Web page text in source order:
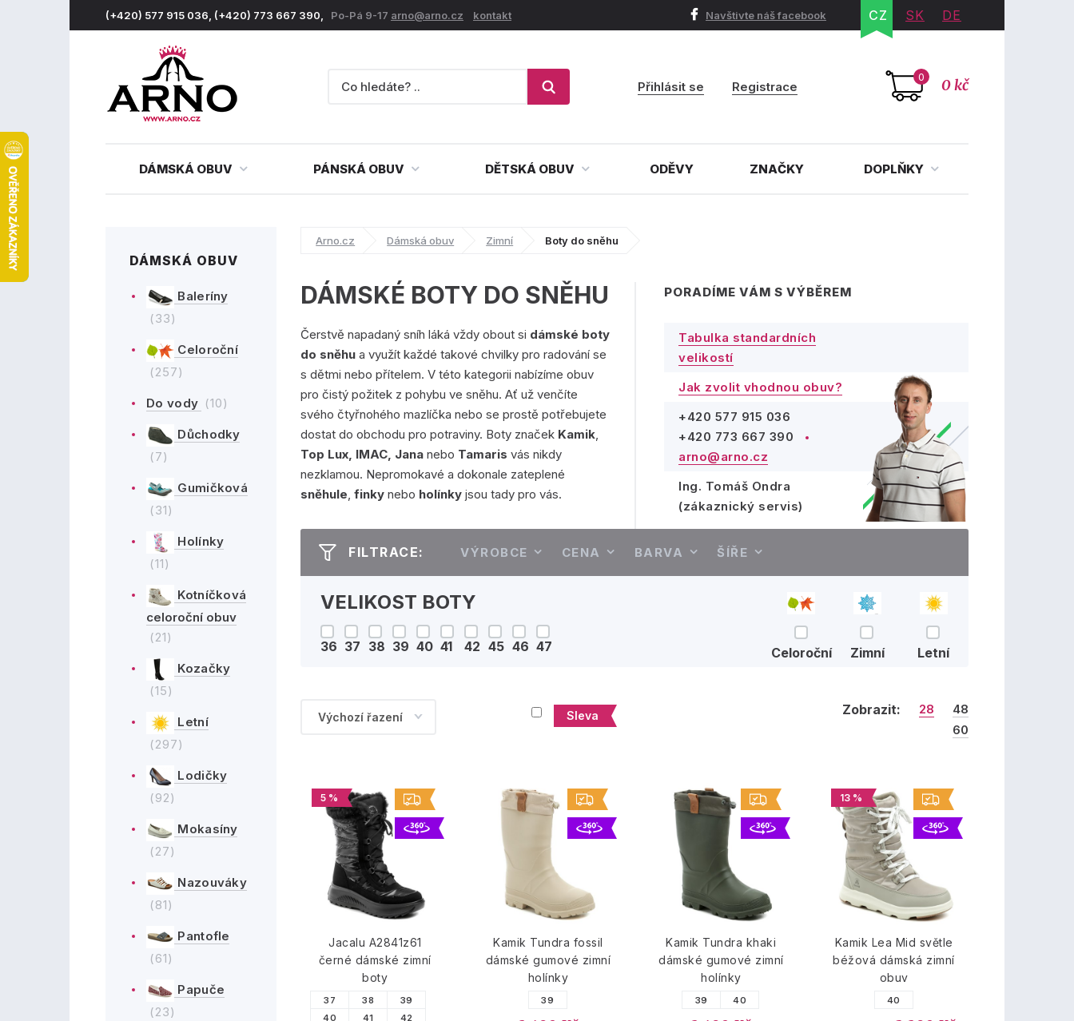
(+420) 577 915 036, (+420) 773 667 390, Po-Pá 9-17 arno@arno.cz kontakt Navštivte náš facebook CZ SK DE
0 0 kč
Přihlásit se Registrace
DÁMSKÁ OBUV PÁNSKÁ OBUV DĚTSKÁ OBUV ODĚVY ZNAČKY DOPLŇKY
DÁMSKÁ OBUV
Baleríny
(33)
Celoroční
(257)
Do vody (10)
Důchodky
(7)
Gumičková
(31)
Holínky
(11)
Kotníčková
celoroční obuv
(21)
Kozačky
(15)
Letní
(297)
Lodičky
(92)
Mokasíny
(27)
Nazouváky
(81)
Pantofle
(61)
Papuče
(23)
Arno.cz Dámská obuv Zimní Boty do sněhu
DÁMSKÉ BOTY DO SNĚHU
Čerstvě napadaný sníh láká vždy obout si dámské boty
do sněhu a využít každé takové chvilky pro radování se
s dětmi nebo přítelem. V této kategorii nabízíme obuv
pro čistý požitek z pohybu ve sněhu. Ať už venčíte
svého čtyřnohého mazlíčka nebo se prostě potřebujete
dostat do obchodu pro potraviny. Boty značek Kamik,
Top Lux, IMAC, Jana nebo Tamarisvás nikdy
nezklamou. Nepromokavé a dokonale zateplené
sněhule,finkynebo holínkyjsou tady pro vás.
PORADÍME VÁM S VÝBĚREM
Tabulka standardních
velikostí
Jak zvolit vhodnou obuv?
+420 577 915 036
+420 773 667 390
arno@arno.cz
Ing. Tomáš Ondra
(zákaznický servis)
FILTRACE: VÝROBCE CENA BARVA ŠÍŘE
VELIKOST BOTY
36 37 38 39 40 41 42 45 46 47 Celoroční Zimní Letní
Sleva Zobrazit: 28
48
60
5 %
Jacalu A2841z61
černé dámské zimní
boty
37 38
39
40
41 42
Kamik Tundra fossil
dámské gumové zimní
holínky
39
Kamik Tundra khaki
dámské gumové zimní
holínky
39 40
13 %
Kamik Lea Mid světle
béžová dámská zimní
obuv
40